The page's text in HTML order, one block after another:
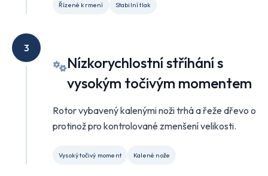
Řízené krmení Stabilní tlak
3
Nízkorychlostní stříhání s
vysokým točivým momentem
Rotor vybavený kalenými noži trhá a řeže dřevo o
protinož pro kontrolované zmenšení velikosti.
Vysoký točivý moment Kalené nože